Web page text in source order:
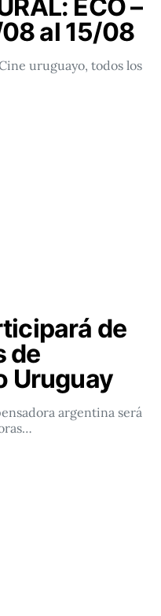
ECO –
al 15/08
uruguayo, todos los
de
de
Uruguay
argentina será